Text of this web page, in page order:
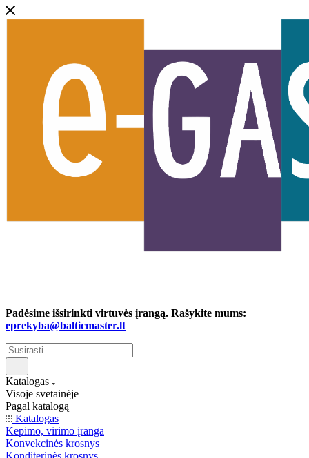
Padėsime išsirinkti virtuvės įrangą. Rašykite mums:
eprekyba@balticmaster.lt
Katalogas
Visoje svetainėje
Pagal katalogą
Katalogas
Kepimo, virimo įranga
Konvekcinės krosnys
Konditerinės krosnys